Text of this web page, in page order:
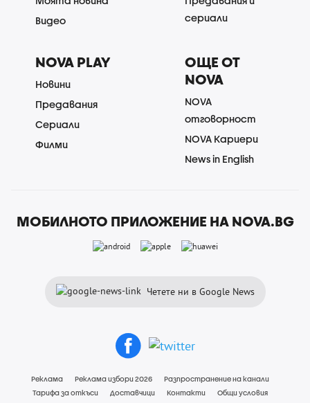
Видео
сериали
NOVA PLAY
Новини
Предавания
Сериали
Филми
ОЩЕ ОТ
NOVA
NOVA
отговорност
NOVA Кариери
News in English
МОБИЛНОТО ПРИЛОЖЕНИЕ НА NOVA.BG
Четете ни в Google News
Реклама Реклама избори 2026
Разпространение на канали
Тарифа за откъси
Доставчици Контакти
Общи условия